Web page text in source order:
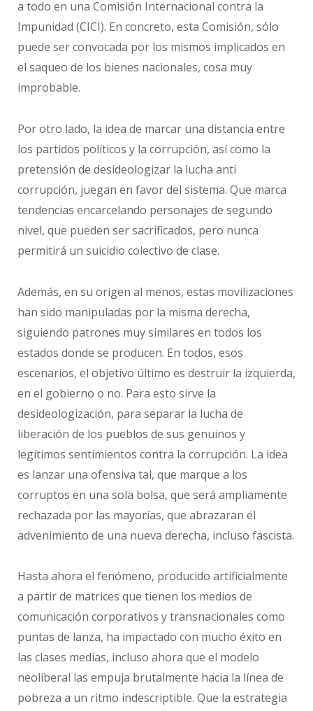
a todo en una Comisión Internacional contra la
Impunidad (CICI). En concreto, esta Comisión, sólo
puede ser convocada por los mismos implicados en
el saqueo de los bienes nacionales, cosa muy
improbable.
Por otro lado, la idea de marcar una distancia entre
los partidos políticos y la corrupción, así como la
pretensión de desideologizar la lucha anti
corrupción, juegan en favor del sistema. Que marca
tendencias encarcelando personajes de segundo
nivel, que pueden ser sacrificados, pero nunca
permitirá un suicidio colectivo de clase.
Además, en su origen al menos, estas movilizaciones
han sido manipuladas por la misma derecha,
siguiendo patrones muy similares en todos los
estados donde se producen. En todos, esos
escenarios, el objetivo último es destruir la izquierda,
en el gobierno o no. Para esto sirve la
desideologización, para separar la lucha de
liberación de los pueblos de sus genuinos y
legítimos sentimientos contra la corrupción. La idea
es lanzar una ofensiva tal, que marque a los
corruptos en una sola bolsa, que será ampliamente
rechazada por las mayorías, que abrazaran el
advenimiento de una nueva derecha, incluso fascista.
Hasta ahora el fenómeno, producido artificialmente
a partir de matrices que tienen los medios de
comunicación corporativos y transnacionales como
puntas de lanza, ha impactado con mucho éxito en
las clases medias, incluso ahora que el modelo
neoliberal las empuja brutalmente hacia la línea de
pobreza a un ritmo indescriptible. Que la estrategia